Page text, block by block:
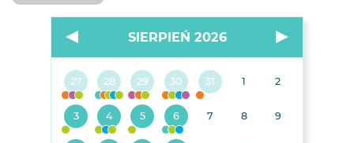
SIERPIEŃ 2026
27 28 29 30 31 1 2
3 4 5 6 7 8 9